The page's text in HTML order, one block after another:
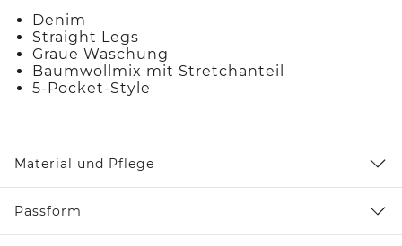
Denim
Straight Legs
Graue Waschung
Baumwollmix mit Stretchanteil
5-Pocket-Style
Material und Pflege
Passform